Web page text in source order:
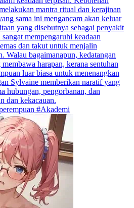
mantra ritual dan kerajinan
sama ini mengancam akan keluar
yang disebutnya sebagai penyakit
mempengaruhi keadaan
dan takut untuk menjalin
Walau bagaimanapun, kedatangan
harapan, kerana sentuhan
luar biasa untuk menenangkan
Sylvaine memberikan naratif yang
hubungan, pengorbanan, dan
dan kekacauan.
#Akademi